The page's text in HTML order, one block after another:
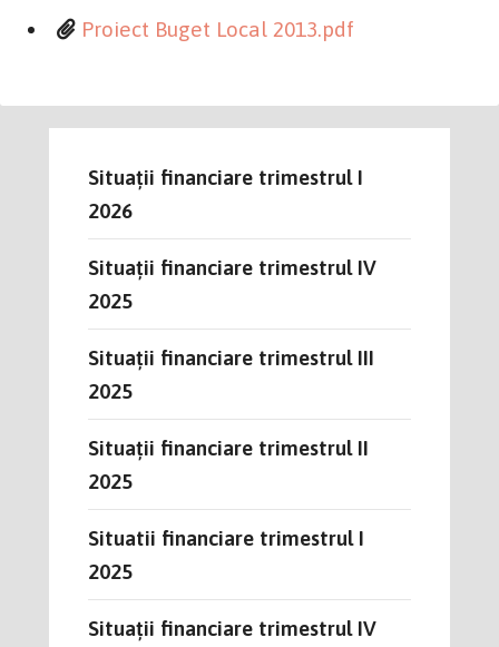
Proiect Buget Local 2013.pdf
Situații financiare trimestrul I
2026
Situații financiare trimestrul IV
2025
Situații financiare trimestrul III
2025
Situații financiare trimestrul II
2025
Situatii financiare trimestrul I
2025
Situații financiare trimestrul IV